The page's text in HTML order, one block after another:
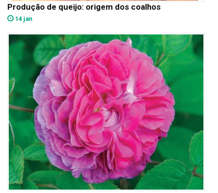
Produção de queijo: origem dos coalhos
14 jan